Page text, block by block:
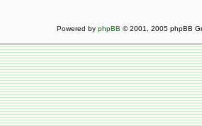
Powered by phpBB © 2001, 2005 phpBB